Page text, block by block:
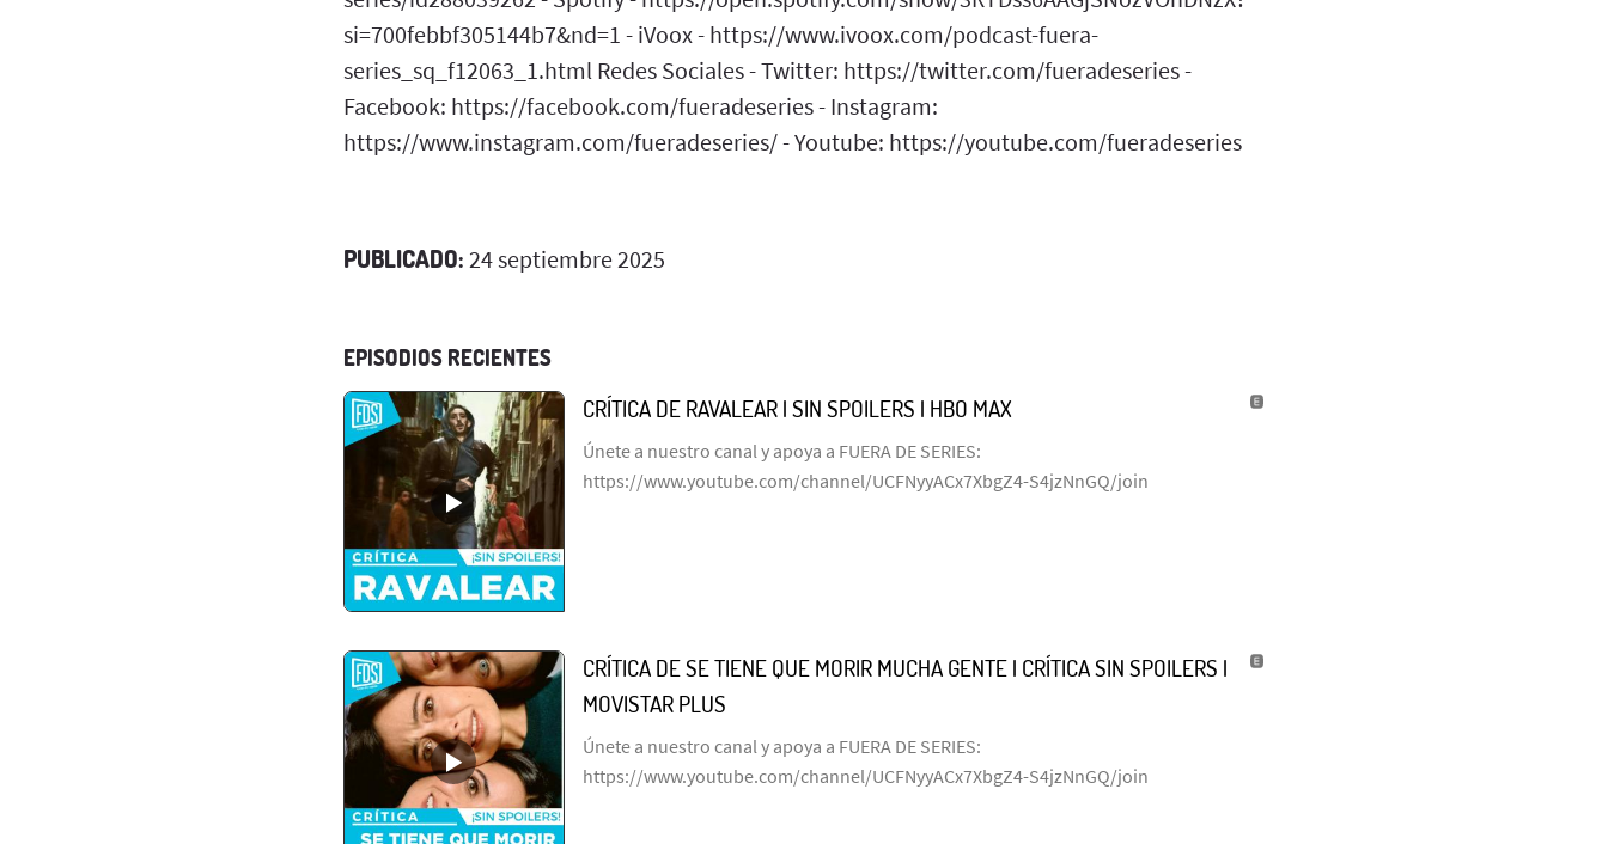
si=700febbf305144b7&nd=1 - iVoox - https://www.ivoox.com/podcast-fuera-
series_sq_f12063_1.html Redes Sociales - Twitter: https://twitter.com/fueradeseries -
Facebook: https://facebook.com/fueradeseries - Instagram:
https://www.instagram.com/fueradeseries/ - Youtube: https://youtube.com/fueradeseries
PUBLICADO: 24 septiembre 2025
EPISODIOS RECIENTES
CRÍTICA DE RAVALEAR | SIN SPOILERS | HBO MAX
Únete a nuestro canal y apoya a FUERA DE SERIES:
https://www.youtube.com/channel/UCFNyyACx7XbgZ4-S4jzNnGQ/join
CRÍTICA DE SE TIENE QUE MORIR MUCHA GENTE | CRÍTICA SIN SPOILERS |
MOVISTAR PLUS
Únete a nuestro canal y apoya a FUERA DE SERIES:
https://www.youtube.com/channel/UCFNyyACx7XbgZ4-S4jzNnGQ/join